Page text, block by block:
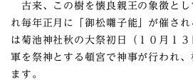
古来、この樹を懐良親王の象徴とし
れ毎年正月に「御松囃子能」が催さ
は菊池神社秋の大祭初日（１０月１
軍を祭神とする頓宮で神事が行われ
ます。